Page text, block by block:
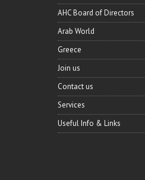
AHC Board of Directors
Arab World
Greece
Join us
Contact us
Services
Useful Info & Links